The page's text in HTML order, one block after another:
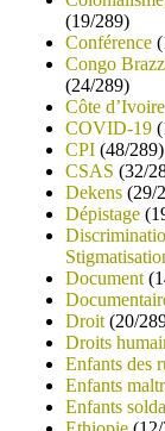
(19/289)
Conférence
Congo
(24/289)
Côte d’Ivoire
COVID-19
CPI (48/289)
CSAS (32/
Dekens (29/
Dépistage
Document
Droit (20/
Droits
Enfants des
Enfants
Enfants